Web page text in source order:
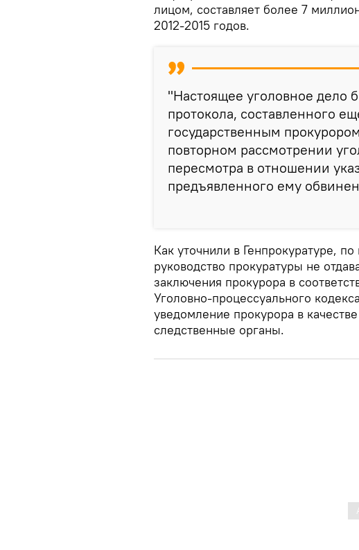
лицом, составляет более 7
2012-2015 годов.
"Настоящее уголовное дело
протокола, составленного
государственным
повторном рассмотрении
пересмотра в отношении
предъявленного ему
Как уточнили в Генпрокуратуре,
руководство прокуратуры не
заключения прокурора в
Уголовно-процессуального
уведомление прокурора в
следственные органы.